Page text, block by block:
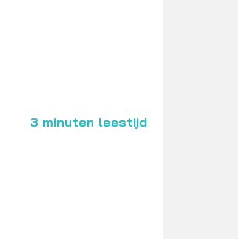
3 minuten leestijd